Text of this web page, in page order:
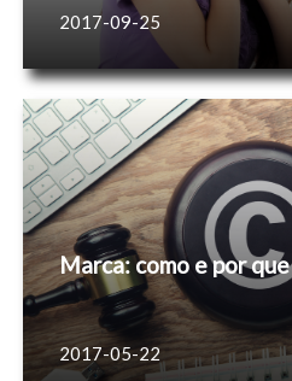
2017-09-25
Marca: como e por
2017-05-22